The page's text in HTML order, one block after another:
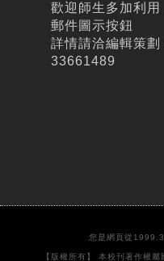
歡迎師生多加利
郵件圖示按鈕
詳情請洽編輯策劃
33661489
您是網頁從
【版權所有】 本校刊著作權